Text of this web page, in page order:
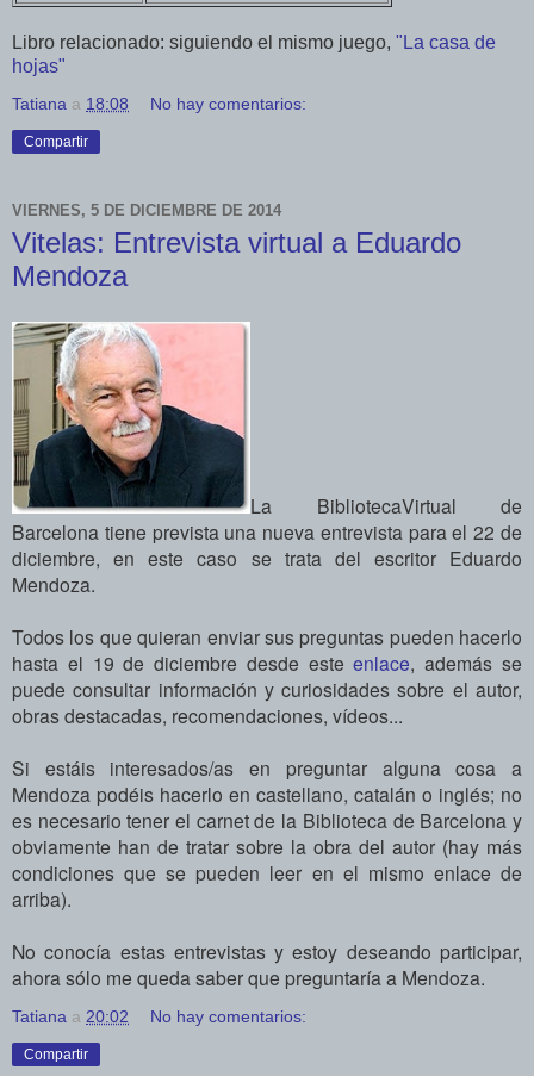
Libro relacionado: siguiendo el mismo juego, "La casa de
hojas"
Tatiana a 18:08 No hay comentarios:
Compartir
VIERNES, 5 DE DICIEMBRE DE 2014
Vitelas: Entrevista virtual a Eduardo
Mendoza
La BibliotecaVirtual de
Barcelona tiene prevista una nueva entrevista para el 22 de
diciembre, en este caso se trata del escritor Eduardo
Mendoza.
Todos los que quieran enviar sus preguntas pueden hacerlo
hasta el 19 de diciembre desde esteenlace, además se
puede consultar información y curiosidades sobre el autor,
obras destacadas, recomendaciones, vídeos...
Si estáis interesados/as en preguntar alguna cosa a
Mendoza podéis hacerlo en castellano, catalán o inglés; no
es necesario tener el carnet de la Biblioteca de Barcelona y
obviamente han de tratar sobre la obra del autor (hay más
condiciones que se pueden leer en el mismo enlace de
arriba).
No conocía estas entrevistas y estoy deseando participar,
ahora sólo me queda saber que preguntaría a Mendoza.
Tatiana a 20:02 No hay comentarios:
Compartir